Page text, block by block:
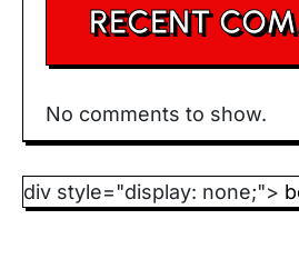
RECENT
No comments to show.
div style="display: none;">